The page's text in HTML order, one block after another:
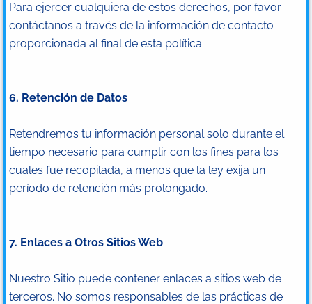
Para ejercer cualquiera de estos derechos, por favor
contáctanos a través de la información de contacto
proporcionada al final de esta política.
6. Retención de Datos
Retendremos tu información personal solo durante el
tiempo necesario para cumplir con los fines para los
cuales fue recopilada, a menos que la ley exija un
período de retención más prolongado.
7. Enlaces a Otros Sitios Web
Nuestro Sitio puede contener enlaces a sitios web de
terceros. No somos responsables de las prácticas de